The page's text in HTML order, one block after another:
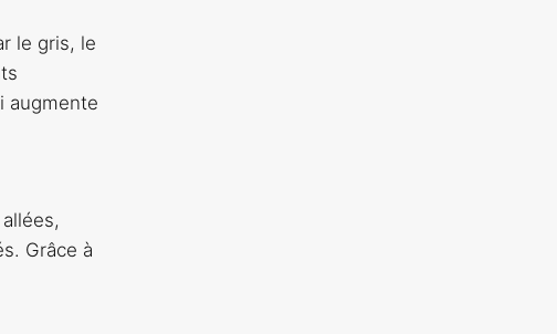
le gris, le
augmente
Grâce à